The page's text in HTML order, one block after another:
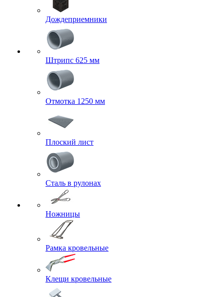
Дождеприемники
Штрипс 625 мм
Отмотка 1250 мм
Плоский лист
Сталь в рулонах
Ножницы
Рамка кровельные
Клещи кровельные